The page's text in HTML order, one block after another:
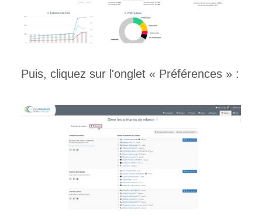
Puis, cliquez sur l'onglet « Préférences » :